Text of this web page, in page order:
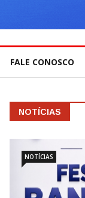
FALE CONOSCO
NOTÍCIAS
NOTÍCIAS